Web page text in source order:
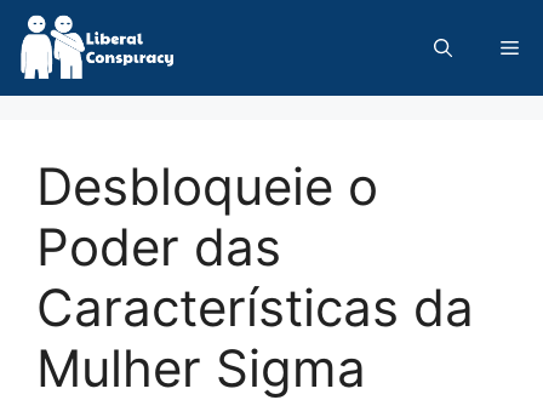
Skip
content
Desbloqueie o
Poder das
Características da
Mulher Sigma